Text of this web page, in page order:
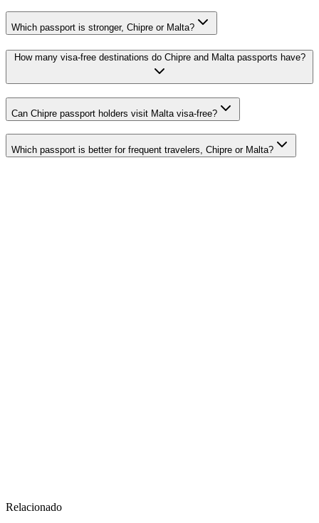
Which passport is stronger, Chipre or Malta?
How many visa-free destinations do Chipre and Malta passports have?
Can Chipre passport holders visit Malta visa-free?
Which passport is better for frequent travelers, Chipre or Malta?
Relacionado